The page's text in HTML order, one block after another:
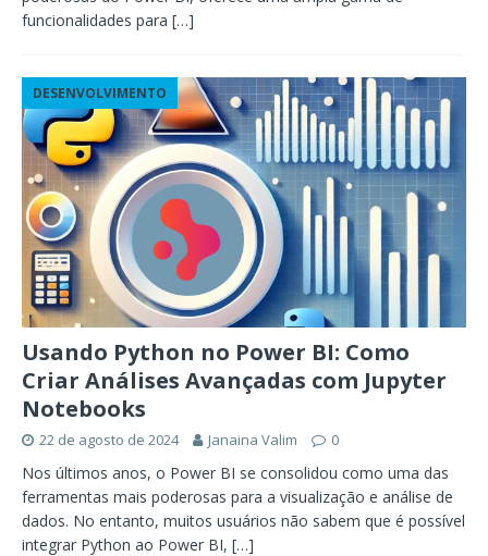
funcionalidades para […]
DESENVOLVIMENTO
Usando Python no Power BI: Como
Criar Análises Avançadas com Jupyter
Notebooks
22 de agosto de 2024 Janaina Valim 0
Nos últimos anos, o Power BI se consolidou como uma das
ferramentas mais poderosas para a visualização e análise de
dados. No entanto, muitos usuários não sabem que é possível
integrar Python ao Power BI, […]